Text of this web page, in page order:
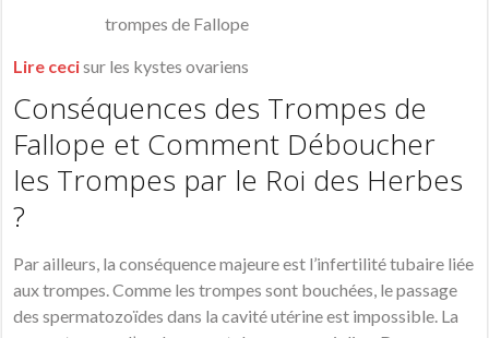
trompes de Fallope
Lire cecisur les kystes ovariens
Conséquences des Trompes de
Fallope et Comment Déboucher
les Trompes par le Roi des Herbes
?
Par ailleurs, la conséquence majeure est l’infertilité tubaire liée
aux trompes. Comme les trompes sont bouchées, le passage
des spermatozoïdes dans la cavité utérine est impossible. La